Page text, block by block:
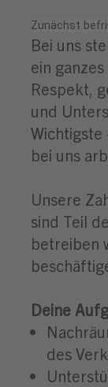
Zunächst
Bei uns
ein
Respekt,
und
Wichtigste
bei uns
Unsere
sind Teil
betreiben
Deine
des